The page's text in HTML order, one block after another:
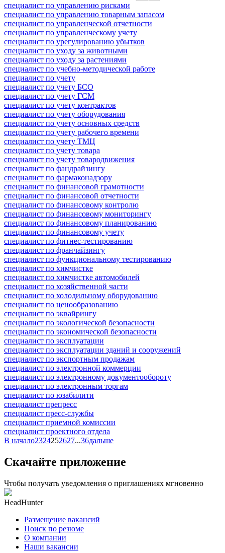
специалист по управлению рисками
специалист по управлению товарным запасом
специалист по управленческой отчетности
специалист по управленческому учету
специалист по урегулированию убытков
специалист по уходу за животными
специалист по уходу за растениями
специалист по учебно-методической работе
специалист по учету
специалист по учету БСО
специалист по учету ГСМ
специалист по учету контрактов
специалист по учету оборудования
специалист по учету основных средств
специалист по учету рабочего времени
специалист по учету ТМЦ
специалист по учету товара
специалист по учету товародвижения
специалист по фандрайзингу
специалист по фармаконадзору
специалист по финансовой грамотности
специалист по финансовой отчетности
специалист по финансовому контролю
специалист по финансовому мониторингу
специалист по финансовому планированию
специалист по финансовому учету
специалист по фитнес-тестированию
специалист по франчайзингу
специалист по функциональному тестированию
специалист по химчистке
специалист по химчистке автомобилей
специалист по хозяйственной части
специалист по холодильному оборудованию
специалист по ценообразованию
специалист по эквайрингу
специалист по экологической безопасности
специалист по экономической безопасности
специалист по эксплуатации
специалист по эксплуатации зданий и сооружений
специалист по экспортным продажам
специалист по электронной коммерции
специалист по электронному документообороту
специалист по электронным торгам
специалист по юзабилити
специалист препресс
специалист пресс-службы
специалист приемной комиссии
специалист проектного отдела
В начало2324252627...36дальше
Скачайте приложение
Чтобы получать уведомления о приглашениях мгновенно
HeadHunter
Размещение вакансий
Поиск по резюме
О компании
Наши вакансии